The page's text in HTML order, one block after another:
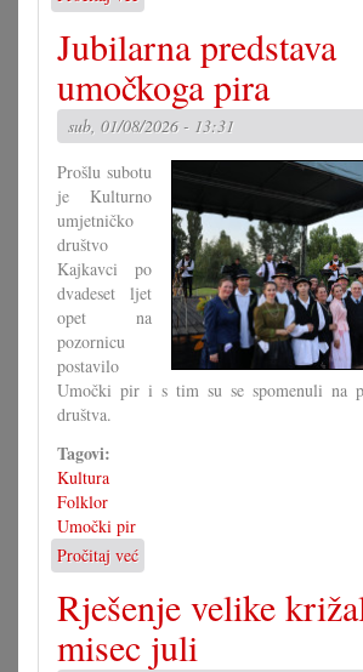
Kako
bi
morao
izgledati
Zakon
o
narodni
grupa?
Jubilarna predstava
umočkoga pira
sub, 01/08/2026 - 13:31
Prošlu subotu
je Kulturno
umjetničko
društvo
Kajkavci po
dvadeset ljet
opet na
pozornicu
postavilo
Umočki pir i s tim su se spomenuli na
društva.
Tagovi:
Kultura
Folklor
Umočki pir
Pročitaj već
Jubilarna
predstava
umočkoga
pira
Rješenje velike
misec juli